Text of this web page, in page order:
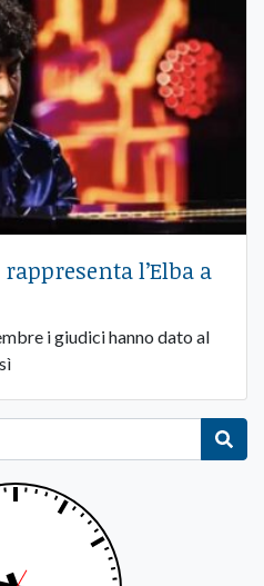
l’Elba a
i giudici hanno dato al